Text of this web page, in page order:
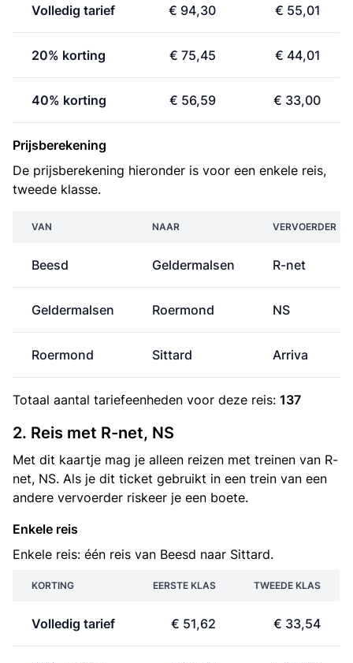
Volledig tarief € 94,30 € 55,01
20% korting € 75,45 € 44,01
40% korting € 56,59 € 33,00
Prijsberekening
De prijsberekening hieronder is voor een enkele reis,
tweede klasse.
VAN NAAR VERVOERDER
Beesd Geldermalsen R-net
Geldermalsen Roermond NS
Roermond Sittard Arriva
Totaal aantal tariefeenheden voor deze reis: 137
2. Reis met R-net, NS
Met dit kaartje mag je alleen reizen met treinen van R-
net, NS. Als je dit ticket gebruikt in een trein van een
andere vervoerder riskeer je een boete.
Enkele reis
Enkele reis: één reis van Beesd naar Sittard.
KORTING EERSTE KLAS TWEEDE KLAS
Volledig tarief € 51,62 € 33,54